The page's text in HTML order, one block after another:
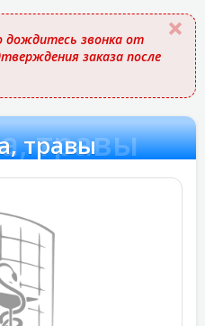
дождитесь звонка от
заказа после
травы
травы